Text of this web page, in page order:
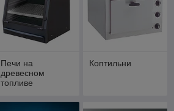
Печи на
древесном
топливе
Коптильни